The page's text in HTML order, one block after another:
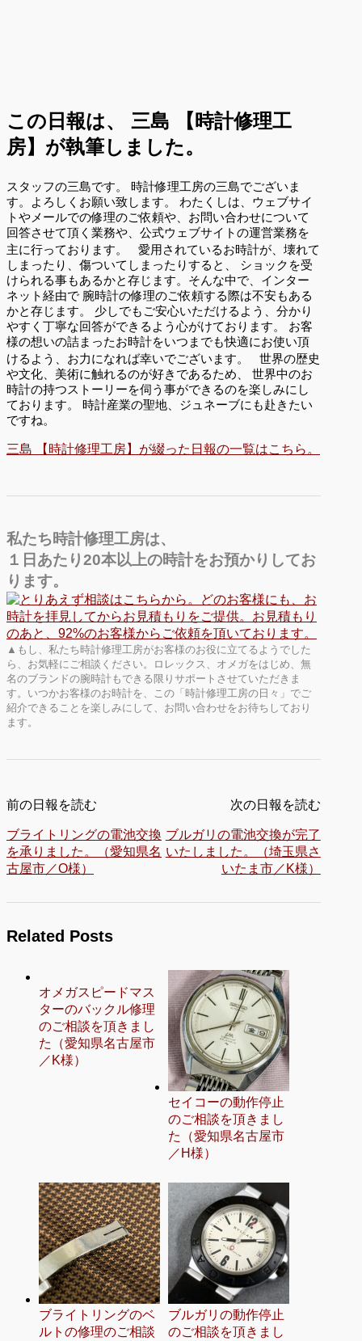
この日報は、
三島 【時計修理工
房】が執筆しました。
スタッフの三島です。 時計修理工房の三島でございま
す。よろしくお願い致します。 わたくしは、ウェブサイ
トやメールでの修理のご依頼や、お問い合わせについて
回答させて頂く業務や、公式ウェブサイトの運営業務を
主に行っております。 愛用されているお時計が、壊れて
しまったり、傷ついてしまったりすると、 ショックを受
けられる事もあるかと存じます。そんな中で、インター
ネット経由で 腕時計の修理のご依頼する際は不安もある
かと存じます。 少しでもご安心いただけるよう、分かり
やすく丁寧な回答ができるよう心がけております。 お客
様の想いの詰まったお時計をいつまでも快適にお使い頂
けるよう、お力になれば幸いでございます。 世界の歴史
や文化、美術に触れるのが好きであるため、 世界中のお
時計の持つストーリーを伺う事ができるのを楽しみにし
ております。 時計産業の聖地、ジュネーブにも赴きたい
ですね。
三島 【時計修理工房】が綴った日報の一覧はこちら。
私たち時計修理工房は、
１日あたり20本以上の時計をお預かりしてお
ります。
▲もし、私たち時計修理工房がお客様のお役に立てるようでした
ら、お気軽にご相談ください。ロレックス、オメガをはじめ、無
名のブランドの腕時計もできる限りサポートさせていただきま
す。いつかお客様のお時計を、この「時計修理工房の日々」でご
紹介できることを楽しみにして、お問い合わせをお待ちしており
ます。
前の日報を読む
ブライトリングの電池交換
を承りました。（愛知県名
古屋市／O様）
次の日報を読む
ブルガリの電池交換が完了
いたしました。（埼玉県さ
いたま市／K様）
Related Posts
オメガスピードマス
ターのバックル修理
のご相談を頂きまし
た（愛知県名古屋市
／K様）
セイコーの動作停止
のご相談を頂きまし
た（愛知県名古屋市
／H様）
ブライトリングのベ
ルトの修理のご相談
ブルガリの動作停止
のご相談を頂きまし